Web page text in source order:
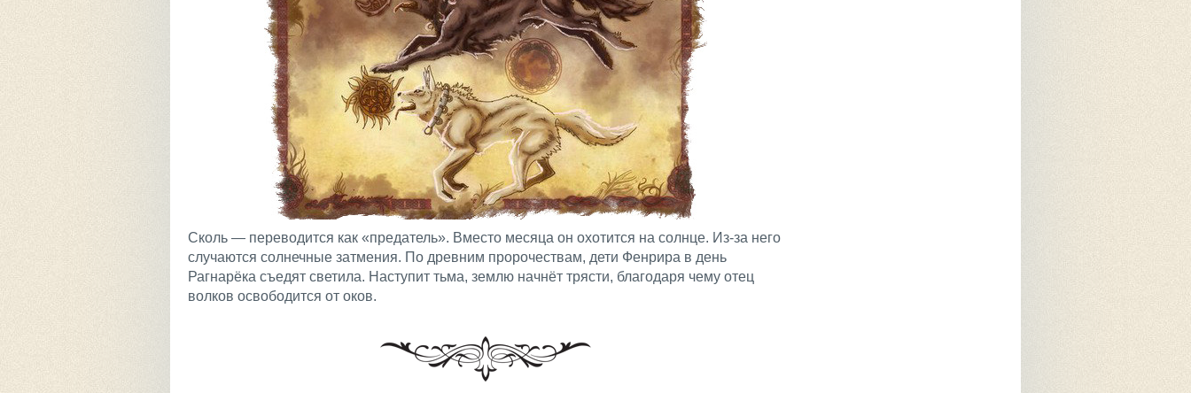
Сколь — переводится как «предатель». Вместо месяца он охотится на солнце. Из-за него
случаются солнечные затмения. По древним пророчествам, дети Фенрира в день
Рагнарёка съедят светила. Наступит тьма, землю начнёт трясти, благодаря чему отец
волков освободится от оков.